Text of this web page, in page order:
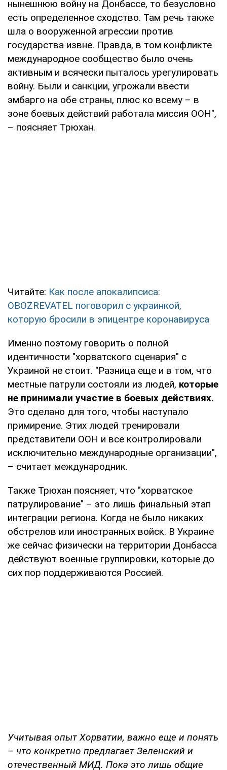
нынешнюю войну на Донбассе, то безусловно
есть определенное сходство. Там речь также
шла о вооруженной агрессии против
государства извне. Правда, в том конфликте
международное сообщество было очень
активным и всячески пыталось урегулировать
войну. Были и санкции, угрожали ввести
эмбарго на обе страны, плюс ко всему – в
зоне боевых действий работала миссия ООН",
– поясняет Трюхан.
Читайте: Как после апокалипсиса:
OBOZREVATEL поговорил с украинкой,
которую бросили в эпицентре коронавируса
Именно поэтому говорить о полной
идентичности "хорватского сценария" с
Украиной не стоит. "Разница еще и в том, что
местные патрули состояли из людей, которые
не принимали участие в боевых действиях.
Это сделано для того, чтобы наступало
примирение. Этих людей тренировали
представители ООН и все контролировали
исключительно международные организации",
– считает международник.
Также Трюхан поясняет, что "хорватское
патрулирование" – это лишь финальный этап
интеграции региона. Когда не было никаких
обстрелов или иностранных войск. В Украине
же сейчас физически на территории Донбасса
действуют военные группировки, которые до
сих пор поддерживаются Россией.
Учитывая опыт Хорватии, важно еще и понять
– что конкретно предлагает Зеленский и
отечественный МИД. Пока это лишь общие